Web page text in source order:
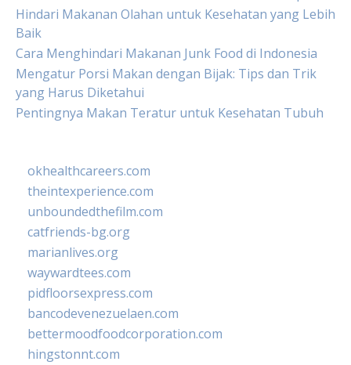
Hindari Makanan Olahan untuk Kesehatan yang Lebih
Baik
Cara Menghindari Makanan Junk Food di Indonesia
Mengatur Porsi Makan dengan Bijak: Tips dan Trik
yang Harus Diketahui
Pentingnya Makan Teratur untuk Kesehatan Tubuh
okhealthcareers.com
theintexperience.com
unboundedthefilm.com
catfriends-bg.org
marianlives.org
waywardtees.com
pidfloorsexpress.com
bancodevenezuelaen.com
bettermoodfoodcorporation.com
hingstonnt.com